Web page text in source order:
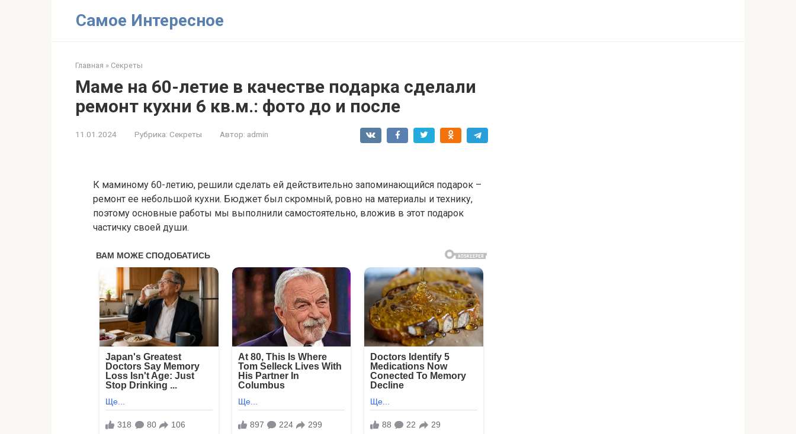
Самое Интересное
Главная » Секреты
Маме на 60-летие в качестве подарка сделали
ремонт кухни 6 кв.м.: фото до и после
11.01.2024 Рубрика: Секреты Автор: admin
К маминому 60-летию, решили сделать ей действительно запоминающийся подарок –
ремонт ее небольшой кухни. Бюджет был скромный, ровно на материалы и технику,
поэтому основные работы мы выполнили самостоятельно, вложив в этот подарок
частичку своей души.